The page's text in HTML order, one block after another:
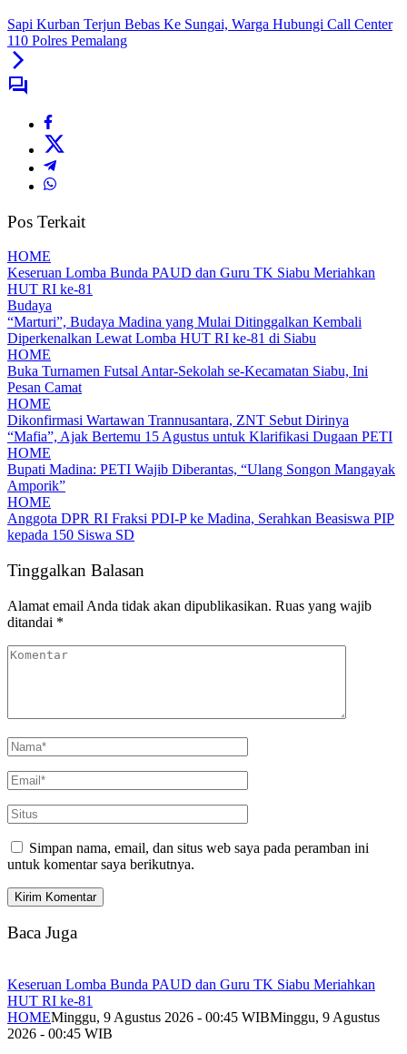
Sapi Kurban Terjun Bebas Ke Sungai, Warga Hubungi Call Center
110 Polres Pemalang
Pos Terkait
HOME
Keseruan Lomba Bunda PAUD dan Guru TK Siabu Meriahkan
HUT RI ke-81
Budaya
“Marturi”, Budaya Madina yang Mulai Ditinggalkan Kembali
Diperkenalkan Lewat Lomba HUT RI ke-81 di Siabu
HOME
Buka Turnamen Futsal Antar-Sekolah se-Kecamatan Siabu, Ini
Pesan Camat
HOME
Dikonfirmasi Wartawan Trannusantara, ZNT Sebut Dirinya
“Mafia”, Ajak Bertemu 15 Agustus untuk Klarifikasi Dugaan PETI
HOME
Bupati Madina: PETI Wajib Diberantas, “Ulang Songon Mangayak
Amporik”
HOME
Anggota DPR RI Fraksi PDI-P ke Madina, Serahkan Beasiswa PIP
kepada 150 Siswa SD
Tinggalkan Balasan
Alamat email Anda tidak akan dipublikasikan. Ruas yang wajib
ditandai *
Simpan nama, email, dan situs web saya pada peramban ini
untuk komentar saya berikutnya.
Baca Juga
Keseruan Lomba Bunda PAUD dan Guru TK Siabu Meriahkan
HUT RI ke-81
HOMEMinggu, 9 Agustus 2026 - 00:45 WIBMinggu, 9 Agustus
2026 - 00:45 WIB